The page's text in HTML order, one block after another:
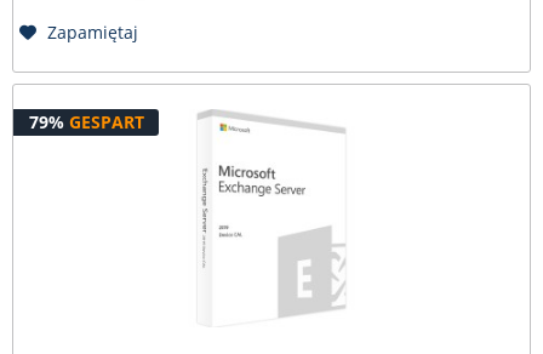
Zapamiętaj
79% GESPART